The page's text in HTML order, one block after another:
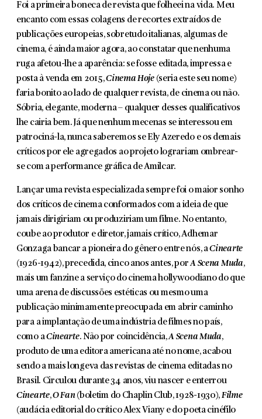
Foi a primeira boneca de revista que folheei na vida. Meu
encanto com essas colagens de recortes extraídos de
publicações europeias, sobretudo ita­lianas, algumas de
cinema, é ainda maior agora, ao constatar que nenhuma
ruga afetou-lhe a aparência: se fosse editada, impressa e
posta à venda em 2015,Cinema Hoje (seria este seu nome)
faria bonito ao lado de qualquer revista, de cinema ou não.
Sóbria, elegante, moderna – qualquer desses qualificativos
lhe cairia bem. Já que nenhum mecenas se interessou em
patrociná-la, nunca saberemos se Ely Azeredo e os demais
críticos por ele agregados ao projeto lograriam ombrear-
se com a performance gráfica de Amilcar.
Lançar uma revista especializada sempre foi o maior sonho
dos críticos de cinema conformados com a ideia de que
jamais dirigiriam ou produziriam um filme. No entanto,
coube ao produtor e diretor, jamais crítico, Adhemar
Gonzaga bancar a pioneira do gênero entre nós, aCinearte
(1926-1942), pre­cedida, cinco anos antes, porA Scena Muda,
mais um fanzine a serviço do cinema hollywoodiano do que
uma arena de discussões estéticas ou mesmo uma
publicação minimamente preocupada em abrir caminho
para a implan­tação de uma indústria de filmes no país,
como aCinearte. Não por coinci­dência,A Scena Muda,
produto de uma editora americana até no nome, aca­bou
sendo a mais longeva das revistas de cinema editadas no
Brasil. Circulou durante 34 anos, viu nascer e enterrou
Cinearte,O Fan(boletim do Chaplin Club, 1928-1930), Filme
(audácia editorial do crítico Alex Viany e do poeta cinéfilo